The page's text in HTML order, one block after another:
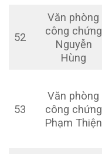
52
Văn phòng
công chứng
Nguyễn
Hùng
53
Văn phòng
công chứng
Phạm Thiện